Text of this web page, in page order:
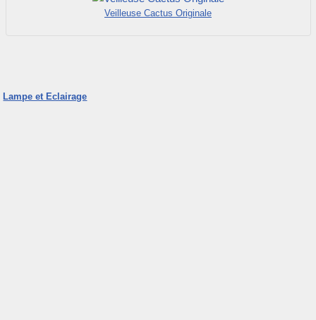
Veilleuse Cactus Originale
Lampe et Eclairage